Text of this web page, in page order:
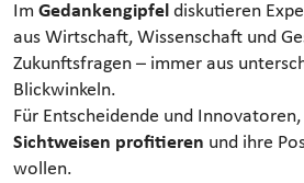
Im Gedankengipfel diskutieren
aus Wirtschaft, Wissenschaft und
Zukunftsfragen – immer aus
Blickwinkeln.
Für Entscheidende und
Sichtweisen profitieren und ihre
wollen.